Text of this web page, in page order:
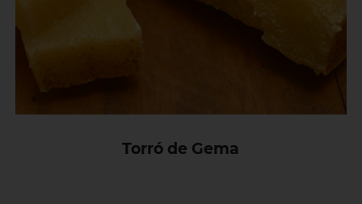
Torró de Gema